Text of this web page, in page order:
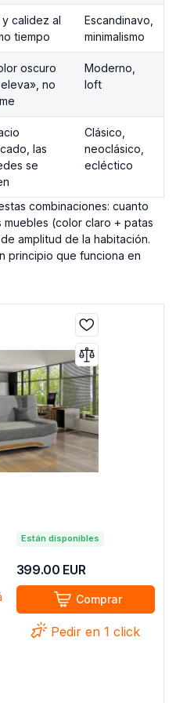
y calidez al
tiempo
Escandinavo,
minimalismo
oscuro
no
Moderno,
loft
las
se
Clásico,
neoclásico,
ecléctico
combinaciones: cuanto
(color claro + patas
amplitud de la habitación.
principio que funciona en
Están disponibles
399.00 EUR
Comprar
Pedir en 1 click